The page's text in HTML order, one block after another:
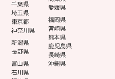
千葉県
埼玉県
東京都
神奈川県
新潟県
長野県
富山県
石川県
愛媛県
福岡県
宮崎県
熊本県
鹿児島県
長崎県
沖縄県